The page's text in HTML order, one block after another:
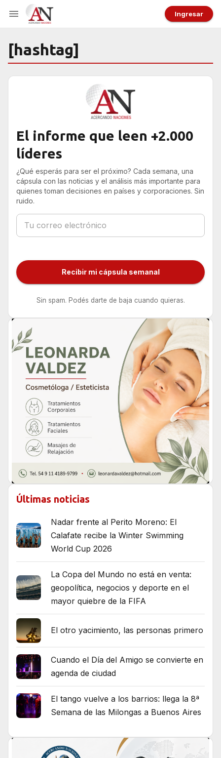
Ingresar
[hashtag]
El informe que leen +2.000
líderes
¿Qué esperás para ser el próximo? Cada semana, una
cápsula con las noticias y el análisis más importante para
quienes toman decisiones en países y corporaciones. Sin
ruido.
Recibir mi cápsula semanal
Sin spam. Podés darte de baja cuando quieras.
Últimas noticias
Nadar frente al Perito Moreno: El
Calafate recibe la Winter Swimming
World Cup 2026
La Copa del Mundo no está en venta:
geopolítica, negocios y deporte en el
mayor quiebre de la FIFA
El otro yacimiento, las personas primero
Cuando el Día del Amigo se convierte en
agenda de ciudad
El tango vuelve a los barrios: llega la 8ª
Semana de las Milongas a Buenos Aires